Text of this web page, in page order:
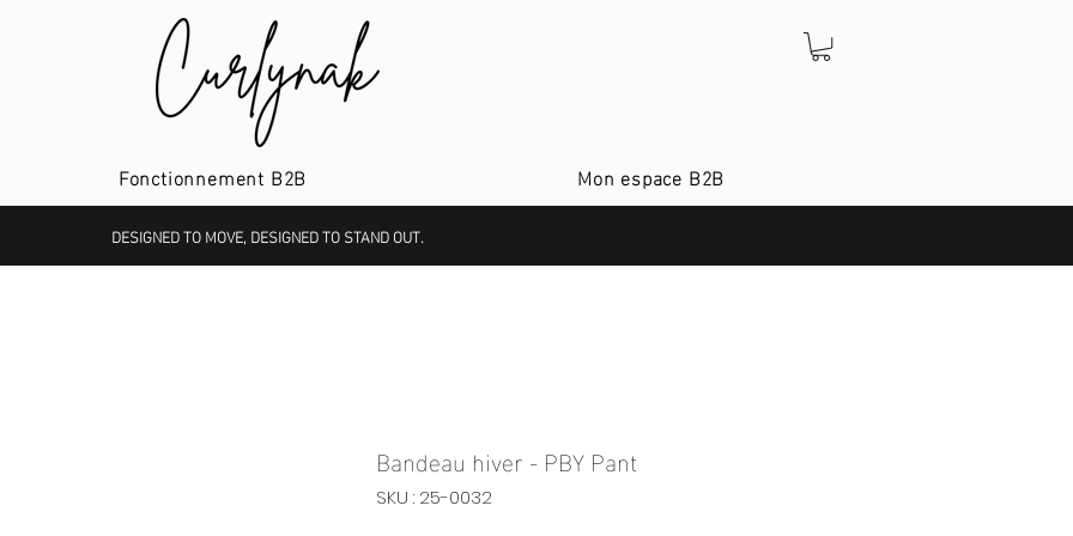
Fonctionnement B2B Mon espace B2B
DESIGNED TO MOVE, DESIGNED TO STAND OUT.
Bandeau hiver - PBY Pant
SKU : 25-0032